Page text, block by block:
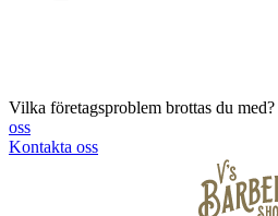
Vilka företagsproblem brottas du
oss
Kontakta oss